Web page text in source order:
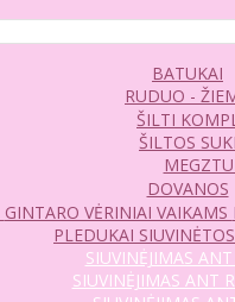
BATUKAI
RUDUO -
ŠILTI
ŠILTOS
DOVANOS
GINTARO VĖRINIAI VAIKAMS
PLEDUKAI
SIUVINĖJIMAS
SIUVINĖJIMAS ANT